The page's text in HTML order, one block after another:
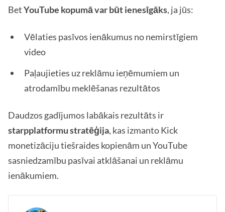
BetYouTube kopumā var būt ienesīgāks, ja jūs:
Vēlaties pasīvos ienākumus no nemirstīgiem
video
Paļaujieties uz reklāmu ieņēmumiem un
atrodamību meklēšanas rezultātos
Daudzos gadījumos labākais rezultāts ir
starpplatformu stratēģija, kas izmanto Kick
monetizāciju tiešraides kopienām un YouTube
sasniedzamību pasīvai atklāšanai un reklāmu
ienākumiem.